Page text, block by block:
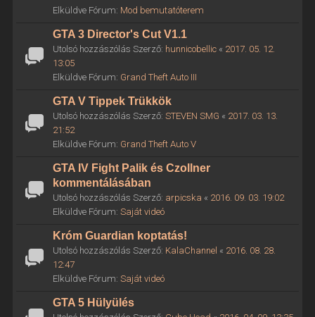
Elküldve Fórum: Mod bemutatóterem
GTA 3 Director's Cut V1.1
Utolsó hozzászólás Szerző: hunnicobellic« 2017. 05. 12.
13:05
Elküldve Fórum: Grand Theft Auto III
GTA V Tippek Trükkök
Utolsó hozzászólás Szerző: STEVEN SMG « 2017. 03. 13.
21:52
Elküldve Fórum: Grand Theft Auto V
GTA IV Fight Palik és Czollner
kommentálásában
Utolsó hozzászólás Szerző: arpicska « 2016. 09. 03. 19:02
Elküldve Fórum: Saját videó
Króm Guardian koptatás!
Utolsó hozzászólás Szerző: KalaChannel « 2016. 08. 28.
12:47
Elküldve Fórum: Saját videó
GTA 5 Hülyülés